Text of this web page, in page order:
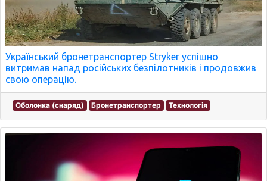
Український бронетранспортер Stryker успішно
витримав напад російських безпілотників і продовжив
свою операцію.
Оболонка (снаряд) Бронетранспортер Технологія